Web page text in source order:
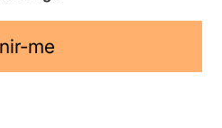
me